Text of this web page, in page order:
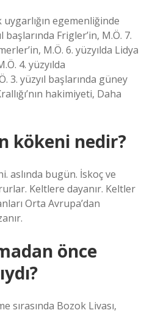
egemenliğinde
başlarında Frigler’in, M.Ö. 7.
M.Ö. 6. yüzyılda Lidya
4. yüzyılda
3. yüzyıl başlarında güney
hakimiyeti, Daha
kökeni nedir?
aslında bugün. İskoç ve
Keltlere dayanır. Keltler
Orta Avrupa’dan
önce
sırasında Bozok Livası,